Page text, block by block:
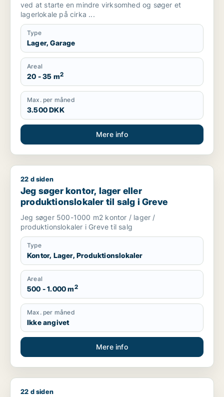
ved at starte en mindre virksomhed og søger et
lagerlokale på cirka ...
Type
Lager, Garage
Areal
20 - 35 m2
Max. per måned
3.500 DKK
Mere info
Jeg søger kontor, lager eller produktionslokaler til salg i
22 d siden
Jeg søger kontor, lager eller
produktionslokaler til salg i Greve
Jeg søger 500-1000 m2 kontor / lager /
produktionslokaler i Greve til salg
Type
Kontor, Lager, Produktionslokaler
Areal
500 - 1.000 m2
Max. per måned
Ikke angivet
Mere info
Henrik søger lager, værksted eller produktionslokaler til
22 d siden